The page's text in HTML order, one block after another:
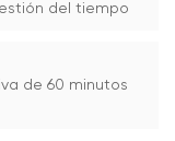
del tiempo
de 60 minutos